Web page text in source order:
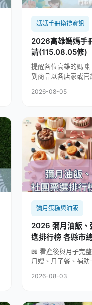
媽媽手冊換禮資訊
2026高雄媽媽手
請(115.08.05修)
提醒各位高雄的媽
到商品以各店家或
2026-08-05
彌月蛋糕與油飯
2026 彌月油飯、彌
選排行榜 各縣
📖 看產後與月子完
月嫂、月子餐、補
2026-08-03